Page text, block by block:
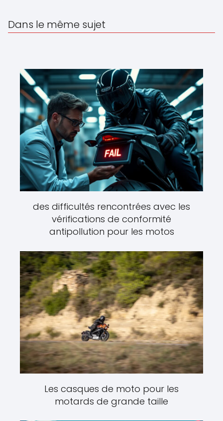
Dans le même sujet
des difficultés rencontrées avec les
vérifications de conformité
antipollution pour les motos
Les casques de moto pour les
motards de grande taille